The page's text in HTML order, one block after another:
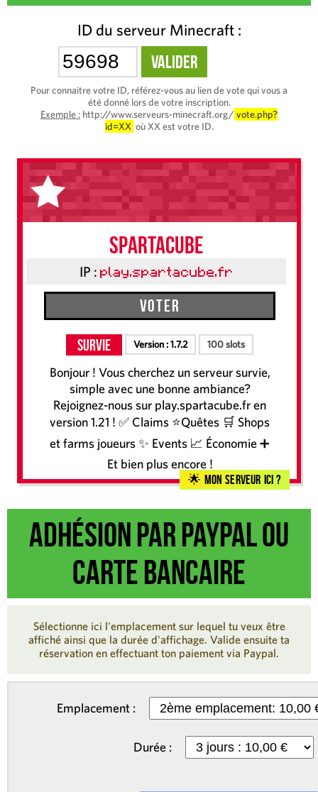
ID du serveur Minecraft :
Pour connaitre votre ID, référez-vous au lien de vote qui vous a
été donné lors de votre inscription.
Exemple : http://www.serveurs-minecraft.org/ vote.php?
id=XX où XX est votre ID.
SpartaCube
IP : play.spartacube.fr
Voter
Survie Version :1.7.2 100 slots
Bonjour ! Vous cherchez un serveur survie,
simple avec une bonne ambiance?
Rejoignez-nous sur play.spartacube.fr en
version 1.21 ! ✅ Claims ⭐Quêtes 🛒 Shops
et farms joueurs ✨ Events 📈 Économie ➕
Et bien plus encore !
Mon serveur ici ?
Adhésion par Paypal ou
carte bancaire
Sélectionne ici l'emplacement sur lequel tu veux être
affiché ainsi que la durée d'affichage. Valide ensuite ta
réservation en effectuant ton paiement via Paypal.
Emplacement :
Durée :